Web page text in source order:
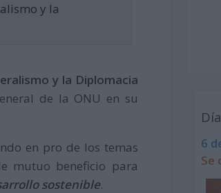
y la
y la Diplomacia
de la ONU en su
en pro de los temas
mutuo beneficio para
sostenible.
6
Se